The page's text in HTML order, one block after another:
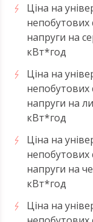
Ціна на
непобутових
напруги на
кВт*год
Ціна на
непобутових
напруги на
кВт*год
Ціна на
непобутових
напруги на
кВт*год
Ціна на